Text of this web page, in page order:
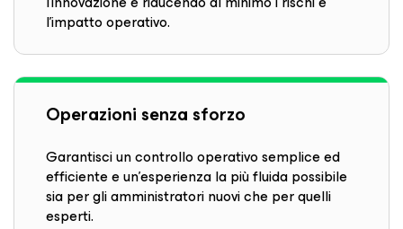
l'impatto operativo.
Operazioni senza sforzo
Garantisci un controllo operativo semplice ed
efficiente e un'esperienza la più fluida possibile
sia per gli amministratori nuovi che per quelli
esperti.